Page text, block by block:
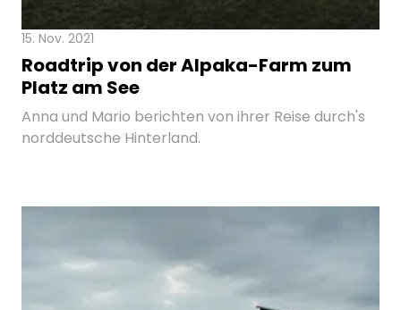
15. Nov. 2021
Roadtrip von der Alpaka-Farm zum
Platz am See
Anna und Mario berichten von ihrer Reise durch's
norddeutsche Hinterland.